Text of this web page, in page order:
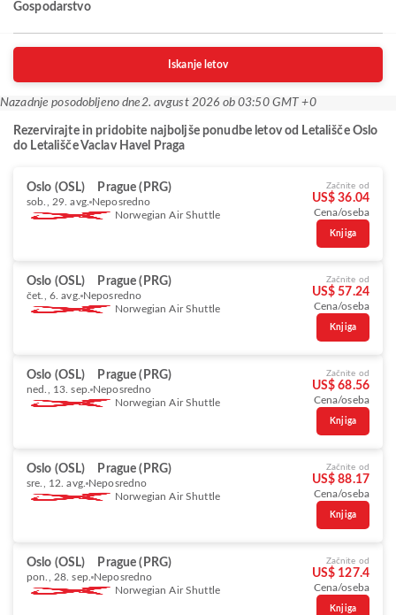
Gospodarstvo
Iskanje letov
Nazadnje posodobljeno dne2. avgust 2026 ob 03:50 GMT +0
Rezervirajte in pridobite najboljše ponudbe letov od Letališče Oslo
do Letališče Vaclav Havel Praga
Oslo (OSL) Prague (PRG)
sob., 29. avg. Neposredno
Norwegian Air Shuttle
Začnite od
US$ 36.04
Cena/oseba
Knjiga
Oslo (OSL) Prague (PRG)
čet., 6. avg. Neposredno
Norwegian Air Shuttle
Začnite od
US$ 57.24
Cena/oseba
Knjiga
Oslo (OSL) Prague (PRG)
ned., 13. sep. Neposredno
Norwegian Air Shuttle
Začnite od
US$ 68.56
Cena/oseba
Knjiga
Oslo (OSL) Prague (PRG)
sre., 12. avg. Neposredno
Norwegian Air Shuttle
Začnite od
US$ 88.17
Cena/oseba
Knjiga
Oslo (OSL) Prague (PRG)
pon., 28. sep. Neposredno
Norwegian Air Shuttle
Začnite od
US$ 127.4
Cena/oseba
Knjiga